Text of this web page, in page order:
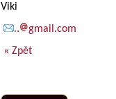
Viki
..
gmail.com
« Zpět